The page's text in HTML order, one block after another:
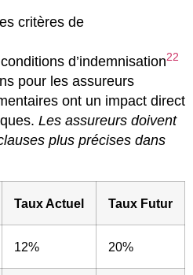
critères de
d’indemnisation22
pour les assureurs
ont un impact direct
Les assureurs doivent
plus précises dans
Taux Actuel Taux Futur
12% 20%